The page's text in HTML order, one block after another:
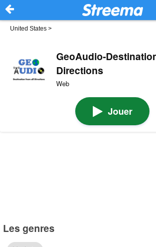
United States >
GeoAudio-
Directions
Web
Jouer
Les genres